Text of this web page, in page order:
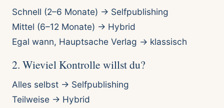
Schnell (2–6 Monate) → Selfpublishing
Mittel (6–12 Monate) → Hybrid
Egal wann, Hauptsache Verlag → klassisch
2. Wieviel Kontrolle willst du?
Alles selbst → Selfpublishing
Teilweise → Hybrid